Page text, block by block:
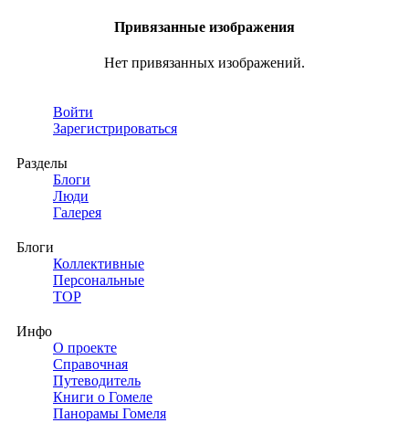
Привязанные изображения
Нет привязанных изображений.
Войти
Зарегистрироваться
Разделы
Блоги
Люди
Галерея
Блоги
Коллективные
Персональные
TOP
Инфо
О проекте
Справочная
Путеводитель
Книги о Гомеле
Панорамы Гомеля